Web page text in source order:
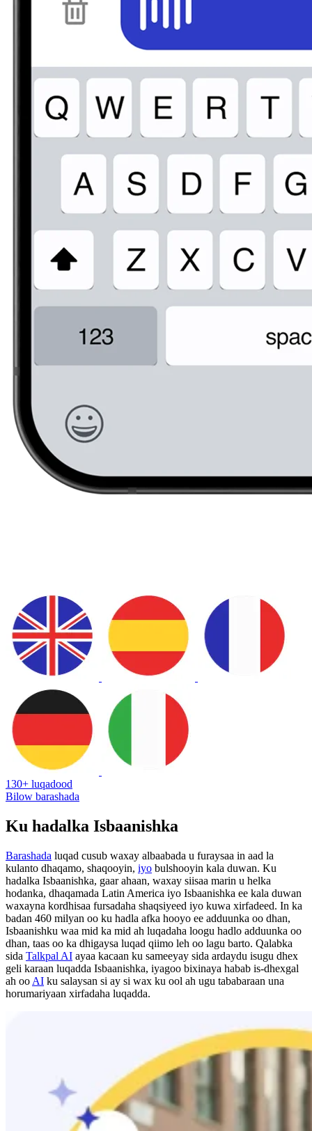
130+ luqadood
Bilow barashada
Ku hadalka Isbaanishka
Barashada luqad cusub waxay albaabada u furaysaa in aad la
kulanto dhaqamo, shaqooyin, iyo bulshooyin kala duwan. Ku
hadalka Isbaanishka, gaar ahaan, waxay siisaa marin u helka
hodanka, dhaqamada Latin America iyo Isbaanishka ee kala duwan
waxayna kordhisaa fursadaha shaqsiyeed iyo kuwa xirfadeed. In ka
badan 460 milyan oo ku hadla afka hooyo ee adduunka oo dhan,
Isbaanishku waa mid ka mid ah luqadaha loogu hadlo adduunka oo
dhan, taas oo ka dhigaysa luqad qiimo leh oo lagu barto. Qalabka
sida Talkpal AI ayaa kacaan ku sameeyay sida ardaydu isugu dhex
geli karaan luqadda Isbaanishka, iyagoo bixinaya habab is-dhexgal
ah oo AI ku salaysan si ay si wax ku ool ah ugu tababaraan una
horumariyaan xirfadaha luqadda.